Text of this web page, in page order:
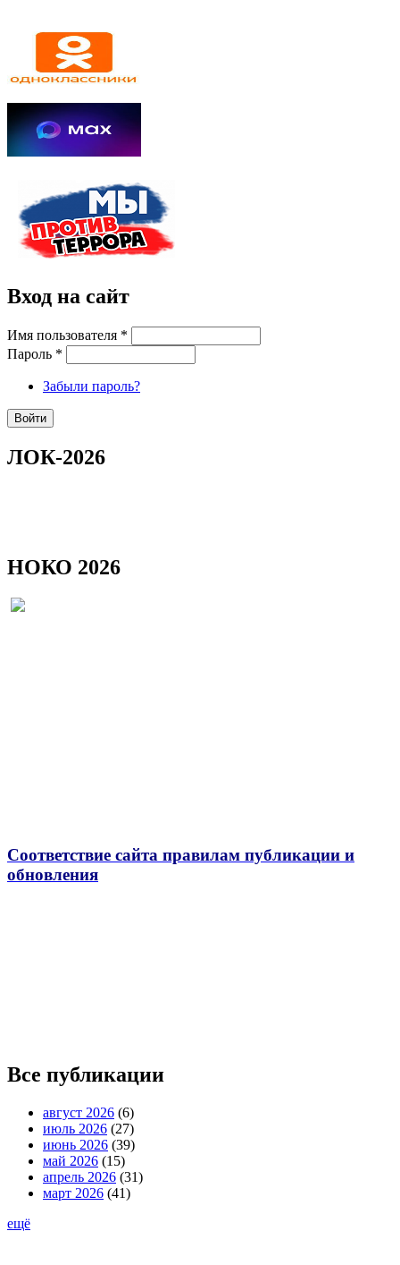
Вход на сайт
Имя пользователя *
Пароль *
Забыли пароль?
ЛОК-2026
НОКО 2026
Соответствие сайта правилам публикации и
обновления
Все публикации
август 2026 (6)
июль 2026 (27)
июнь 2026 (39)
май 2026 (15)
апрель 2026 (31)
март 2026 (41)
ещё